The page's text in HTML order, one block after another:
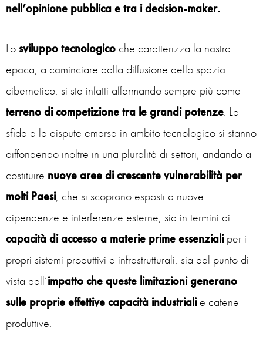
nell’opinione pubblica e tra i decision-maker.
Losviluppo tecnologico che caratterizza la nostra
epoca, a cominciare dalla diffusione dello spazio
cibernetico, si sta infatti affermando sempre più come
terreno di competizionetra le grandi potenze. Le
sfide e le dispute emerse in ambito tecnologico si stanno
diffondendo inoltre in una pluralità di settori, andando a
costituire nuove aree di crescente vulnerabilità per
molti Paesi, che si scoprono esposti a nuove
dipendenze e interferenze esterne, sia in termini di
capacità di accesso a materie prime essenzialiper i
propri sistemi produttivi e infrastrutturali, sia dal punto di
vista dell’impatto che queste limitazioni generano
sulle proprie effettive capacità industrialie catene
produttive.